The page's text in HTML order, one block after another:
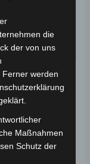
VSX.
und
Fahrzeug
VSX
die
der von uns
werden
Maßnahmen
Schutz der